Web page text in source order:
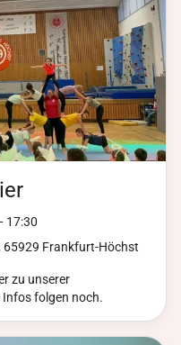
17:30
65929 Frankfurt-Höchst
zu unserer
Infos folgen noch.